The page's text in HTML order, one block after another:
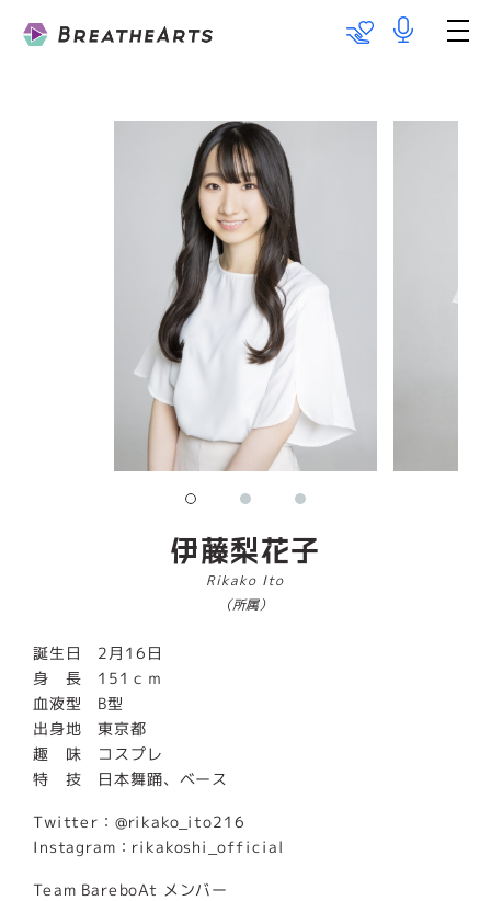
Talent List
Information
Team BareboAt
Recruit
メッセージ
出演のご依頼
伊藤梨花子
Rikako Ito
（所属）
誕生日 2月16日
身 長 151ｃｍ
血液型 B型
出身地 東京都
趣 味 コスプレ
特 技 日本舞踊、ベース
Twitter： @rikako_ito216
Instagram： rikakoshi_official
Team BareboAt メンバー